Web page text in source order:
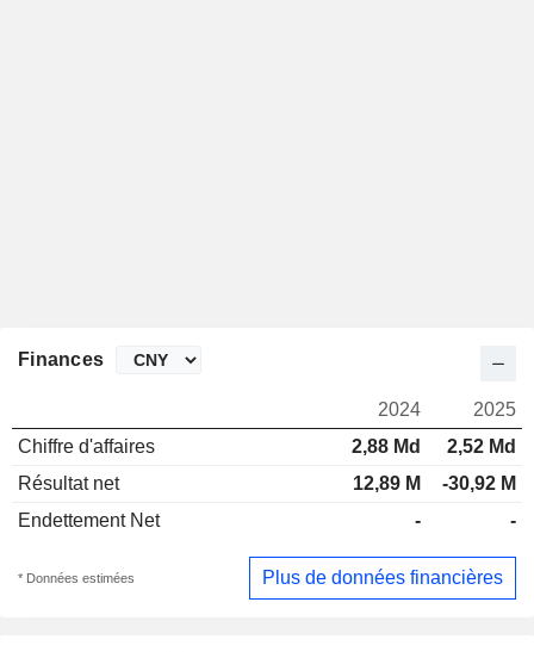
Finances
2024
2025
Chiffre d'affaires
2,88 Md
2,52 Md
Résultat net
12,89 M
-30,92 M
Endettement Net
- -
* Données estimées Plus de données financières